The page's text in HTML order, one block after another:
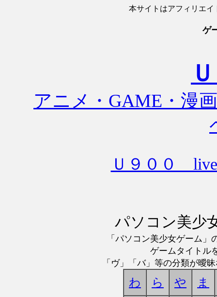
本サイトはアフィリエ
ゲ
アニメ・GAME・漫
Ｕ９００
パソコン美少
「パソコン美少女ゲーム
ゲームタイトル
「ヴ」「バ」等の分類が曖
わ ら や ま